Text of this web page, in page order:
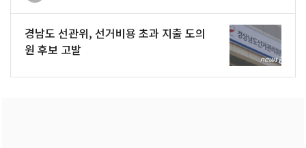
경남도 선관위, 선거비용 초과 지출 도의
원 후보 고발